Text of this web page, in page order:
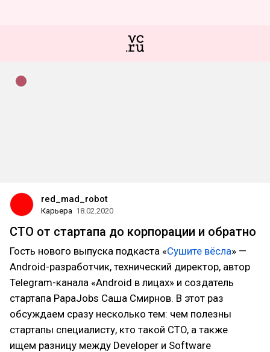
red_mad_robot
Карьера 18.02.2020
CTO от стартапа до корпорации и обратно
Гость нового выпуска подкаста «Сушите вёсла» —
Android-разработчик, технический директор, автор
Telegram-канала «Android в лицах» и создатель
стартапа PapaJobs Саша Смирнов. В этот раз
обсуждаем сразу несколько тем: чем полезны
стартапы специалисту, кто такой CTO, а также
ищем разницу между Developer и Software